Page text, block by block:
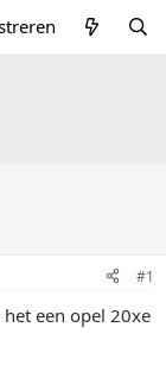
#1
een opel 20xe